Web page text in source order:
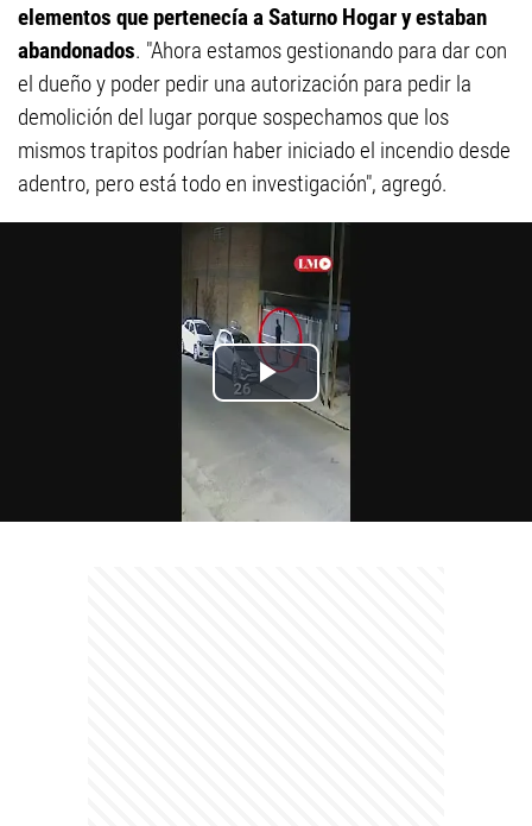
elementos que pertenecía a Saturno Hogar y estaban
abandonados. "Ahora estamos gestionando para dar con
el dueño y poder pedir una autorización para pedir la
demolición del lugar porque sospechamos que los
mismos trapitos podrían haber iniciado el incendio desde
adentro, pero está todo en investigación", agregó.